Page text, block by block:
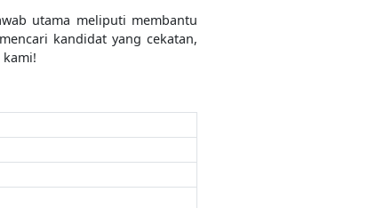
utama meliputi membantu
kandidat yang cekatan,